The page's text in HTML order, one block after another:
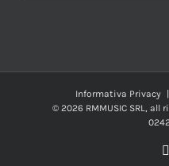
Informativa Privacy
© 2026 RMMUSIC SRL, all